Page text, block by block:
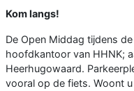
Kom langs!
De Open Middag tijdens
hoofdkantoor van HHNK;
Heerhugowaard.
vooral op de fiets. Woont